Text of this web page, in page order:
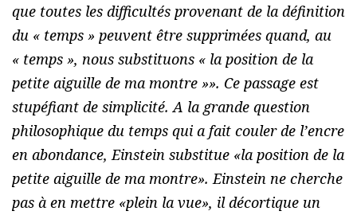
que toutes les difficultés provenant de la définition
du « temps » peuvent être supprimées quand, au
« temps », nous substituons « la position de la
petite aiguille de ma montre »». Ce passage est
stupéfiant de simplicité. A la grande question
philosophique du temps qui a fait couler de l’encre
en abondance, Einstein substitue «la position de la
petite aiguille de ma montre». Einstein ne cherche
pas à en mettre «plein la vue», il décortique un